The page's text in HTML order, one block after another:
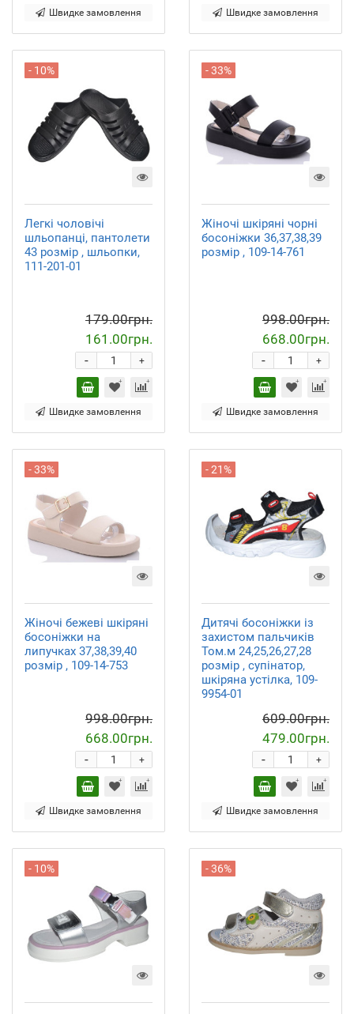
Швидке замовлення Швидке замовлення
- 10%
Легкі чоловічі
шльопанці, пантолети
43 розмір , шльопки,
111-201-01
179.00грн.
161.00грн.
+
-
Швидке замовлення
- 33%
Жіночі шкіряні чорні
босоніжки 36,37,38,39
розмір , 109-14-761
998.00грн.
668.00грн.
+
-
Швидке замовлення
- 33%
Жіночі бежеві шкіряні
босоніжки на
липучках 37,38,39,40
розмір , 109-14-753
998.00грн.
668.00грн.
+
-
Швидке замовлення
- 21%
Дитячі босоніжки із
захистом пальчиків
Том.м 24,25,26,27,28
розмір , супінатор,
шкіряна устілка, 109-
9954-01
609.00грн.
479.00грн.
+
-
Швидке замовлення
- 10% - 36%